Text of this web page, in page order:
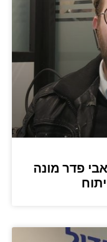
פדר מונה